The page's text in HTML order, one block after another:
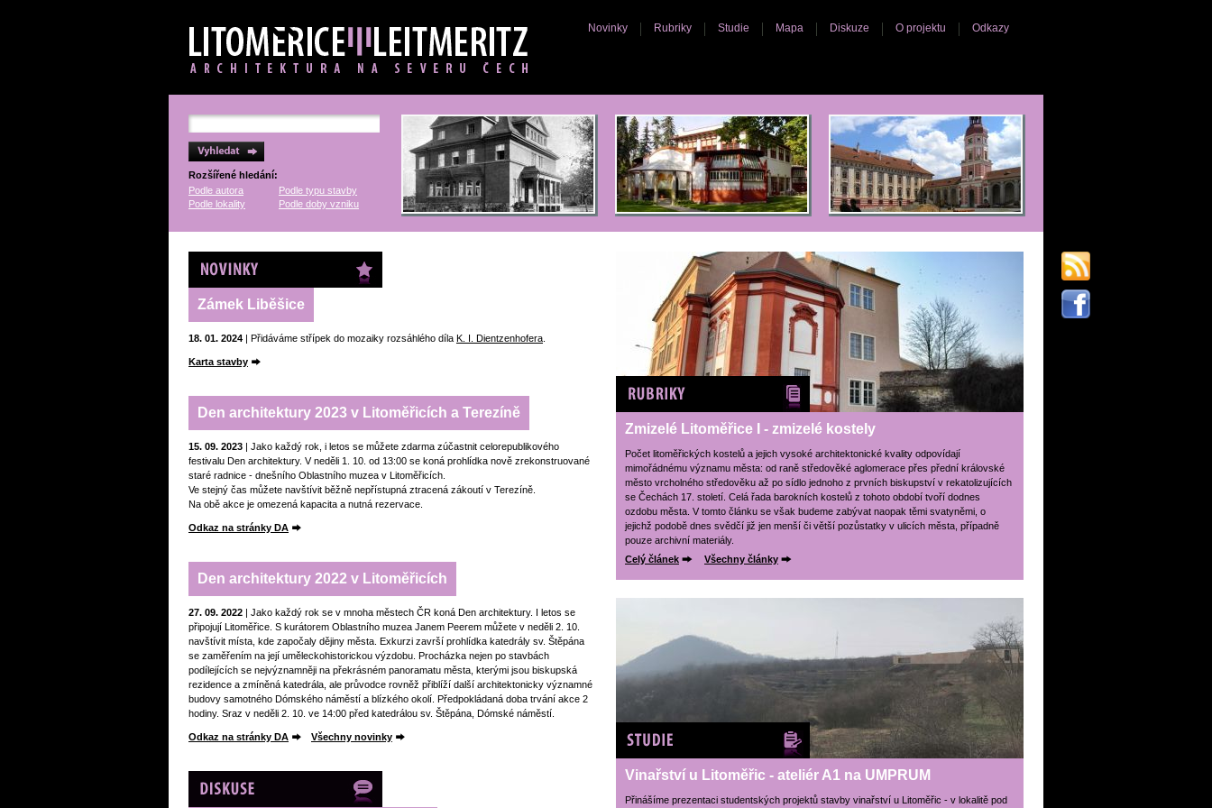
Novinky Rubriky Studie Mapa Diskuze O projektu Odkazy
Rozšířené hledání:
Podle autora
Podle typu stavby
Podle lokality
Podle doby vzniku
Novinky
Zámek Liběšice
18. 01. 2024 | Přidáváme střípek do mozaiky rozsáhlého díla K. I. Dientzenhofera
Karta stavby
Den architektury 2023 v Litoměřicích a Terezíně
15. 09. 2023 | Jako každý rok, i letos se můžete zdarma zúčastnit celorepublikového
festivalu Den architektury. V neděli 1. 10. od 13:00 se koná prohlídka nově zrekonstruované
staré radnice - dnešního Oblastního muzea v Litoměřicích.
Ve stejný čas můžete navštívit běžně nepřístupná ztracená zákoutí v Terezíně.
Na obě akce je omezená kapacita a nutná rezervace.
Odkaz na stránky DA
Den architektury 2022 v Litoměřicích
27. 09. 2022 | Jako každý rok se v mnoha městech ČR koná Den architektury. I letos se
připojují Litoměřice. S kurátorem Oblastního muzea Janem Peerem můžete v neděli 2. 10.
navštívit místa, kde započaly dějiny města. Exkurzi završí prohlídka katedrály sv. Štěpána
se zaměřením na její uměleckohistorickou výzdobu. Procházka nejen po stavbách
podílejících se nejvýznamněji na překrásném panoramatu města, kterými jsou biskupská
rezidence a zmíněná katedrála, ale průvodce rovněž přiblíží další architektonicky významné
budovy samotného Dómského náměstí a blízkého okolí. Předpokládaná doba trvání akce 2
hodiny. Sraz v neděli 2. 10. ve 14:00 před katedrálou sv. Štěpána, Dómské náměstí.
Odkaz na stránky DA Všechny novinky
Diskuze
Rubriky
Zmizelé Litoměřice I - zmizelé kostely
Počet litoměřických kostelů a jejich vysoké architektonické kvality odpovídají
mimořádnému významu města: od raně středověké aglomerace přes přední královské
město vrcholného středověku až po sídlo jednoho z prvních biskupství v rekatolizujících
se Čechách 17. století. Celá řada barokních kostelů z tohoto období tvoří dodnes
ozdobu města. V tomto článku se však budeme zabývat naopak těmi svatyněmi, o
jejichž podobě dnes svědčí již jen menší či větší pozůstatky v ulicích města, případně
pouze archivní materiály.
Celý článek
Všechny články
Studie
Vinařství u Litoměřic - ateliér A1 na UMPRUM
Přinášíme prezentaci studentských projektů stavby vinařství u Litoměřic - v lokalitě pod